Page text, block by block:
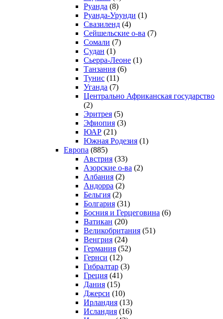
Руанда (8)
Руанда-Урунди (1)
Свазиленд (4)
Сейшельские о-ва (7)
Сомали (7)
Судан (1)
Сьерра-Леоне (1)
Танзания (6)
Тунис (11)
Уганда (7)
Центрально Африканская государство
(2)
Эритрея (5)
Эфиопия (3)
ЮАР (21)
Южная Родезия (1)
Европа (885)
Австрия (33)
Азорские о-ва (2)
Албания (2)
Андорра (2)
Бельгия (2)
Болгария (31)
Босния и Герцеговина (6)
Ватикан (20)
Великобритания (51)
Венгрия (24)
Германия (52)
Гернси (12)
Гибралтар (3)
Греция (41)
Дания (15)
Джерси (10)
Ирландия (13)
Исландия (16)